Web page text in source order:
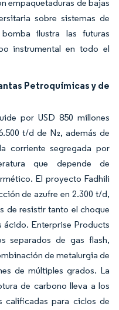
empaquetaduras de bajas
sobre sistemas de
ilustra las futuras
instrumental en todo el
Petroquímicas y de
por USD 850 millones
t/d de N₂, además de
corriente segregada por
que depende de
El proyecto Fadhili
de azufre en 2.300 t/d,
de resistir tanto el choque
Enterprise Products
separados de gas flash,
de metalurgia de
de múltiples grados. La
de carbono lleva a los
calificadas para ciclos de